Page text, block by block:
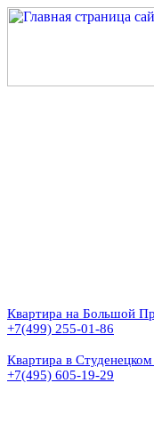
Квартира на Большой
+7(499) 255-01-86
Квартира в Студенецком
+7(495) 605-19-29